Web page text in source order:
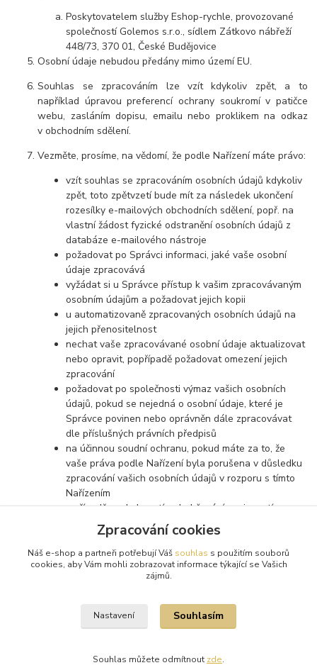
Poskytovatelem služby Eshop-rychle, provozované
společností Golemos s.r.o., sídlem Zátkovo nábřeží
448/73, 370 01, České Budějovice
Osobní údaje nebudou předány mimo území EU.
Souhlas se zpracováním lze vzít kdykoliv zpět, a to
například úpravou preferencí ochrany soukromí v patičce
webu, zasláním dopisu, emailu nebo proklikem na odkaz
v obchodním sdělení.
Vezměte, prosíme, na vědomí, že podle Nařízení máte právo:
vzít souhlas se zpracováním osobních údajů kdykoliv
zpět, toto zpětvzetí bude mít za následek ukončení
rozesílky e-mailových obchodních sdělení, popř. na
vlastní žádost fyzické odstranění osobních údajů z
databáze e-mailového nástroje
požadovat po Správci informaci, jaké vaše osobní
údaje zpracovává
vyžádat si u Správce přístup k vašim zpracovávaným
osobním údajům a požadovat jejich kopii
u automatizovaně zpracovaných osobních údajů na
jejich přenositelnost
nechat vaše zpracovávané osobní údaje aktualizovat
nebo opravit, popřípadě požadovat omezení jejich
zpracování
požadovat po společnosti výmaz vašich osobních
údajů, pokud se nejedná o osobní údaje, které je
Správce povinen nebo oprávněn dále zpracovávat
dle příslušných právních předpisů
na účinnou soudní ochranu, pokud máte za to, že
vaše práva podle Nařízení byla porušena v důsledku
zpracování vašich osobních údajů v rozporu s tímto
Nařízením
v případě pochybností o dodržování povinností
souvisejících se zpracováním osobních údajů se
obrátit na Správce nebo na Úřad pro ochranu
osobních údajů
Zpracování cookies
Náš e-shop a partneři potřebují Váš souhlas s použitím souborů
cookies, aby Vám mohli zobrazovat informace týkající se Vašich
zájmů.
Nastavení Souhlasím
Souhlas můžete odmítnout zde.